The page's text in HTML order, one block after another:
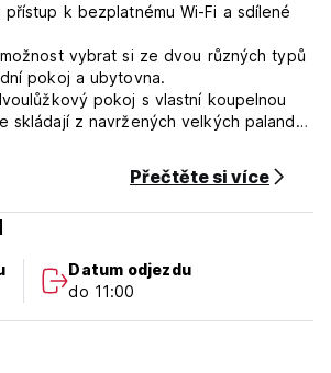
k bezplatnému Wi-Fi a sdílené
vybrat si ze dvou různých typů
pokoj a ubytovna.
pokoj s vlastní koupelnou
skládají z navržených velkých paland
: V UBYTOVNĚ JE KOČKA A
translated from original language)
Přečtěte si více
Datum odjezdu
do 11:00